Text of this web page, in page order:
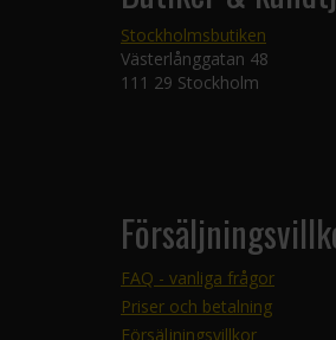
Stockholmsbutiken
Västerlånggatan 48
111 29 Stockholm
FAQ - vanliga frågor
Priser och betalning
Försäljningsvillkor